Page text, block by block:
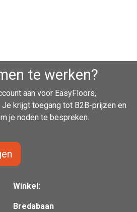
te werken?
aan voor EasyFloors,
Je krijgt toegang tot B2B-prijzen en
je noden te bespreken.
Winkel:
Bredabaan